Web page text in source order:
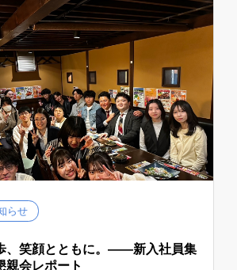
らせ
、笑顔とともに。――新入社員集
親会レポート